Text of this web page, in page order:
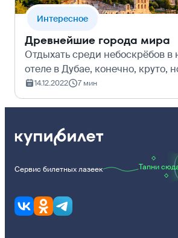
Интересное
Древнейшие города мира
Отдыхать среди небоскрёбов в
отеле в Дубае, конечно, круто,
путешествия к местам, которым
тысяч лет? Рассказываем о
14.12.2022 7 мин
Сервис билетных лазеек Тапни